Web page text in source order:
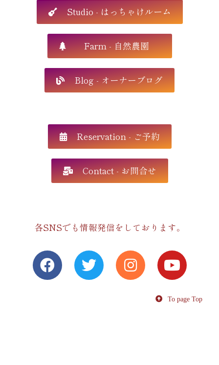
Studio - はっちゃけルーム
Farm - 自然農園
Blog - オーナーブログ
Reservation - ご予約
Contact - お問合せ
各SNSでも情報発信をしております。
To page Top